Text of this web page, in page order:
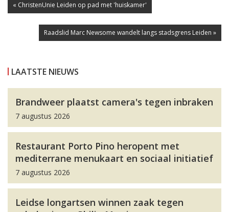
« ChristenUnie Leiden op pad met 'huiskamer'
Raadslid Marc Newsome wandelt langs stadsgrens Leiden »
LAATSTE NIEUWS
Brandweer plaatst camera's tegen inbraken
7 augustus 2026
Restaurant Porto Pino heropent met
mediterrane menukaart en sociaal initiatief
7 augustus 2026
Leidse longartsen winnen zaak tegen